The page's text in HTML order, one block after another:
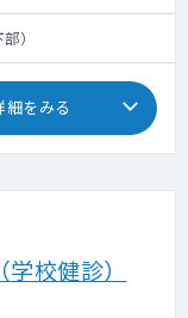
）
細をみる
校健診）